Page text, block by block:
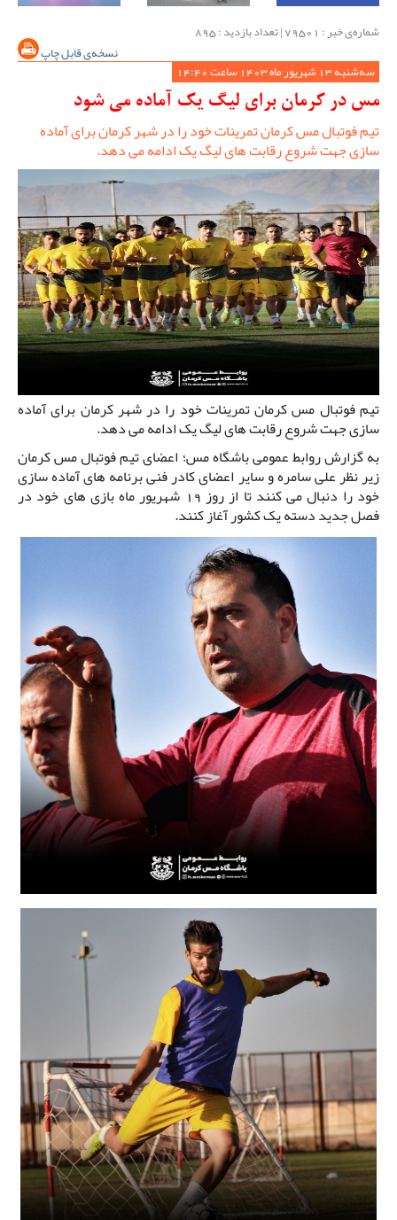
شماره‌ی خبر : ‌79501 | تعداد بازدید : 895
نسخه‌ی قابل چاپ
سه‌شنبه 13 شهریور ماه 1403 ساعت 14:40
مس در کرمان برای لیگ یک آماده می شود
تیم فوتبال مس کرمان تمرینات خود را در شهر کرمان برای آماده
سازی جهت شروع رقابت های لیگ یک ادامه می دهد.
تیم فوتبال مس کرمان تمرینات خود را در شهر کرمان برای آماده
سازی جهت شروع رقابت های لیگ یک ادامه می دهد.
به گزارش روابط عمومی باشگاه مس؛ اعضای تیم فوتبال مس کرمان
زیر نظر علی سامره و سایر اعضای کادر فنی برنامه های آماده سازی
خود را دنبال می کنند تا از روز 19 شهریور ماه بازی های خود در
فصل جدید دسته یک کشور آغاز کنند.